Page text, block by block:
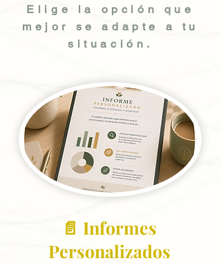
Elige la opción que
mejor se adapte a tu
situación.
📄 Informes
Personalizados